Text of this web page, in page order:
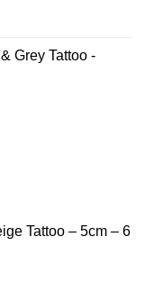
Grey Tattoo -
Tattoo – 5cm – 6